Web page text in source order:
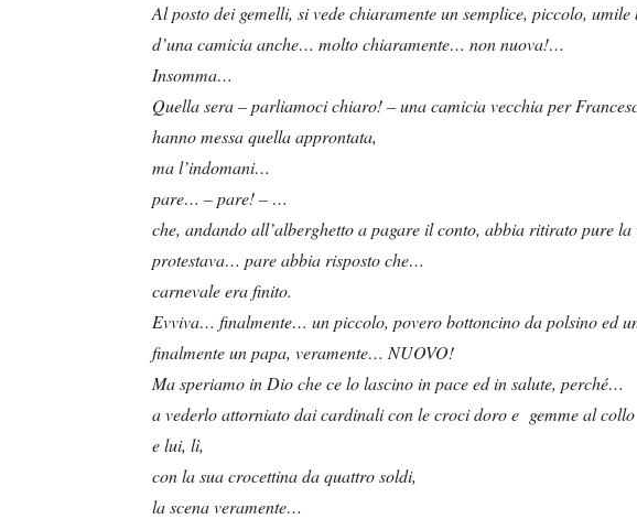
Al posto dei gemelli, si vede chiaramente un semplice, piccolo,
d’una camicia anche… molto chiaramente… non nuova!…
Insomma…
Quella sera – parliamoci chiaro! – una camicia vecchia per
hanno messa quella approntata,
ma l’indomani…
pare… – pare! – …
che, andando all’alberghetto a pagare il conto, abbia ritirato pure
protestava… pare abbia risposto che…
carnevale era finito.
Evviva… finalmente… un piccolo, povero bottoncino da polsino ed
finalmente un papa, veramente… NUOVO!
Ma speriamo in Dio che ce lo lascino in pace ed in salute, perché…
a vederlo attorniato dai cardinali con le croci doro e gemme al collo
e lui, lì,
con la sua crocettina da quattro soldi,
la scena veramente…